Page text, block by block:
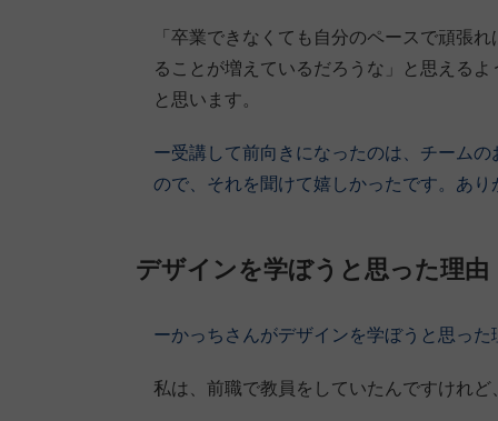
「卒業できなくても自分のペースで頑張
ることが増えているだろうな」と思える
と思います。
ー受講して前向きになったのは、チーム
ので、それを聞けて嬉しかったです。あり
デザインを学ぼうと思った理由
ーかっちさんがデザインを学ぼうと思っ
私は、前職で教員をしていたんですけれ